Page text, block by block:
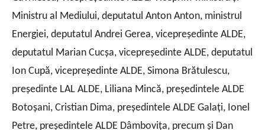
Ministru al Mediului, deputatul Anton Anton, ministrul
Energiei, deputatul Andrei Gerea, vicepreședinte ALDE,
deputatul Marian Cucșa, vicepreședinte ALDE, deputatul
Ion Cupă, vicepreședinte ALDE, Simona Brătulescu,
președinte LAL ALDE, Liliana Mincă, președintele ALDE
Botoșani, Cristian Dima, președintele ALDE Galați, Ionel
Petre, președintele ALDE Dâmbovița, precum și Dan